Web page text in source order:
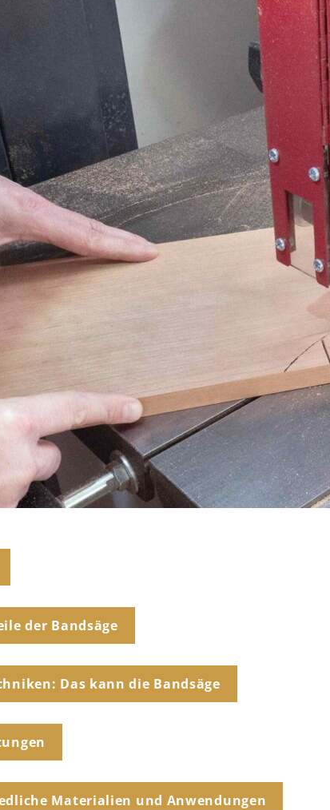
der Bandsäge
Das kann die Bandsäge
Materialien und Anwendungen